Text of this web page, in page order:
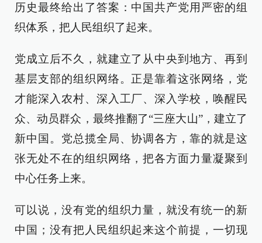
历史最终给出了答案：中国共产党用严密的组
织体系，把人民组织了起来。
党成立后不久，就建立了从中央到地方、再到
基层支部的组织网络。正是靠着这张网络，党
才能深入农村、深入工厂、深入学校，唤醒民
众、动员群众，最终推翻了“三座大山”，建立了
新中国。党总揽全局、协调各方，靠的就是这
张无处不在的组织网络，把各方面力量凝聚到
中心任务上来。
可以说，没有党的组织力量，就没有统一的新
中国；没有把人民组织起来这个前提，一切现